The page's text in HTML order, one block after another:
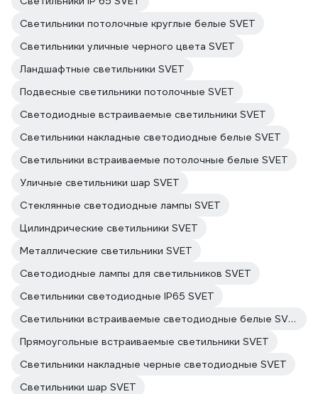
Светильники потолочные круглые белые SVET
Светильники уличные черного цвета SVET
Ландшафтные светильники SVET
Подвесные светильники потолочные SVET
Светодиодные встраиваемые светильники SVET
Светильники накладные светодиодные белые SVET
Светильники встраиваемые потолочные белые SVET
Уличные светильники шар SVET
Стеклянные светодиодные лампы SVET
Цилиндрические светильники SVET
Металлические светильники SVET
Светодиодные лампы для светильников SVET
Светильники светодиодные IP65 SVET
Светильники встраиваемые светодиодные белые SVET
Прямоугольные встраиваемые светильники SVET
Светильники накладные черные светодиодные SVET
Светильники шар SVET